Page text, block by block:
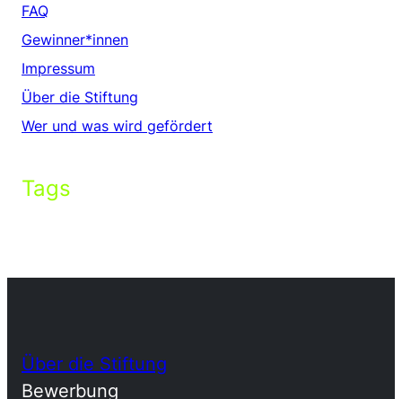
FAQ
Gewinner*innen
Impressum
Über die Stiftung
Wer und was wird gefördert
Tags
Über die Stiftung
Bewerbung